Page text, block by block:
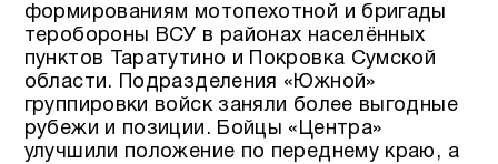
формированиям мотопехотной и бригады
теробороны ВСУ в районах населённых
пунктов Таратутино и Покровка Сумской
области. Подразделения «Южной»
группировки войск заняли более выгодные
рубежи и позиции. Бойцы «Центра»
улучшили положение по переднему краю, а